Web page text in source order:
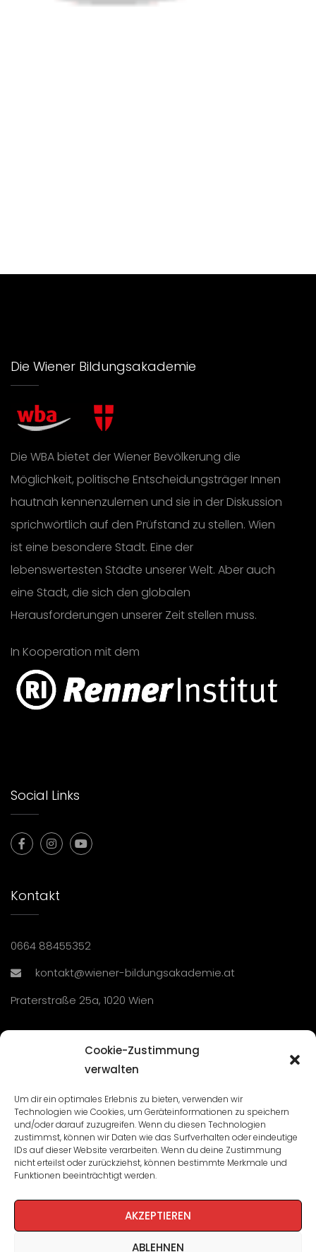
Cookie-Zustimmung
verwalten
Um dir ein optimales Erlebnis zu bieten, verwenden wir
Technologien wie Cookies, um Geräteinformationen zu speichern
und/oder darauf zuzugreifen. Wenn du diesen Technologien
zustimmst, können wir Daten wie das Surfverhalten oder eindeutige
IDs auf dieser Website verarbeiten. Wenn du deine Zustimmung
nicht erteilst oder zurückziehst, können bestimmte Merkmale und
Funktionen beeinträchtigt werden.
AKZEPTIEREN
ABLEHNEN
Die Wiener Bildungsakademie
Die WBA bietet der Wiener Bevölkerung die
Möglichkeit, politische Entscheidungsträger Innen
hautnah kennenzulernen und sie in der Diskussion
sprichwörtlich auf den Prüfstand zu stellen. Wien
ist eine besondere Stadt. Eine der
lebenswertesten Städte unserer Welt. Aber auch
eine Stadt, die sich den globalen
Herausforderungen unserer Zeit stellen muss.
In Kooperation mit dem
Social Links
Kontakt
0664 88455352
kontakt@wiener-bildungsakademie.at
Praterstraße 25a, 1020 Wien
Seminare und Veranstaltungen
Lehrgänge
WBA: Direktion und Team
Impressum/Datenschutz
Cookie-Richtlinie